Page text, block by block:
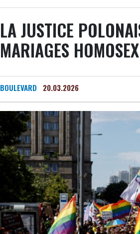
LA JUSTICE
MARIAGES
BOULEVARD 20.03.2026